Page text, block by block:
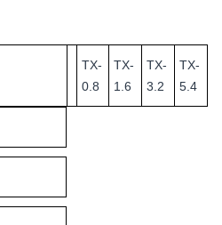
TX-
0.8
TX-
1.6
TX-
3.2
TX-
5.4